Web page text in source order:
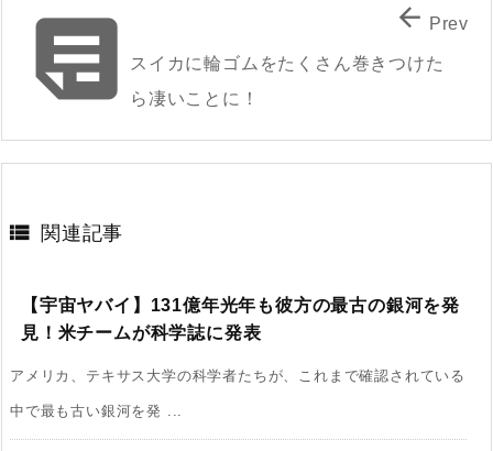
スイカに輪ゴムをたくさん巻きつけた
ら凄いことに！
 Prev
 関連記事
【宇宙ヤバイ】131億年光年も彼方の最古の銀河を発
見！米チームが科学誌に発表
アメリカ、テキサス大学の科学者たちが、これまで確認されている
中で最も古い銀河を発 ...